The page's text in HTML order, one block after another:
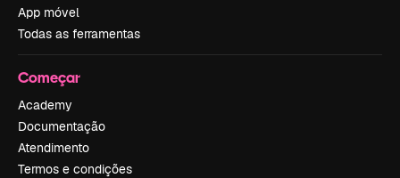
App móvel
Todas as ferramentas
Começar
Academy
Documentação
Atendimento
Termos e condições